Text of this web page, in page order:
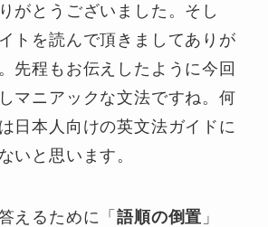
がとうございました。そし
トを読んで頂きましてありが
先程もお伝えしたように今回
マニアックな文法ですね。何
日本人向けの英文法ガイドに
いと思います。
えるために「語順の倒置 」